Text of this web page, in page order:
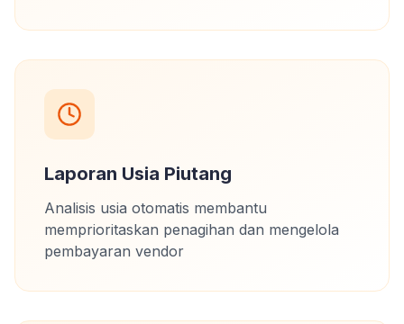
Laporan Usia Piutang
Analisis usia otomatis membantu
memprioritaskan penagihan dan mengelola
pembayaran vendor